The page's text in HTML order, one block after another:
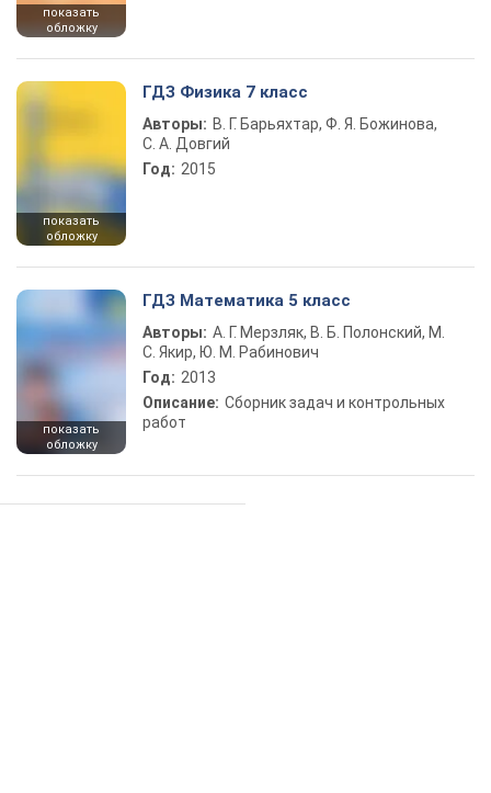
показать
обложку
показать
обложку
ГДЗ Физика 7 класс
Авторы: В. Г. Барьяхтар, Ф. Я. Божинова,
С. А. Довгий
Год: 2015
показать
обложку
ГДЗ Математика 5 класс
Авторы: А. Г. Мерзляк, В. Б. Полонский, М.
С. Якир, Ю. М. Рабинович
Год: 2013
Описание: Сборник задач и контрольных
работ